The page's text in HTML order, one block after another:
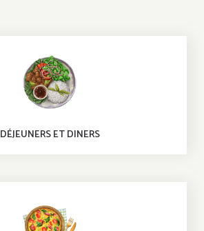
DÉJEUNERS ET DINERS